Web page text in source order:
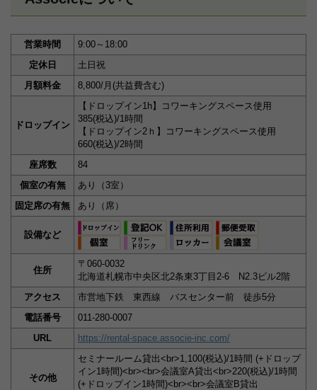
営業時間
9:00～18:00
定休日
土日祝
月額料金
8,800/月(共益費含む)
ドロップイン
【ドロップイン1h】コワーキングスペース使用
385(税込)/1時間
【ドロップイン2ｈ】コワーキングスペース使用
660(税込)/2時間
座席数
84
個室の有無
あり（3室）
固定席の有無
あり（席）
設備など
住所
〒060-0032
北海道札幌市中央区北2条東3丁目2-6 N2.3ビル2階
アクセス
市営地下鉄 東西線 バスセンター前 徒歩5分
電話番号
011-280-0007
URL
https://rental-space.associe-inc.com/
その他
セミナールーム貸出<br>1,100(税込)/1時間 (+ドロップ
イン1時間)<br><br>会議室A貸出<br>220(税込)/1時間
(+ドロップイン1時間)<br><br>会議室B貸出